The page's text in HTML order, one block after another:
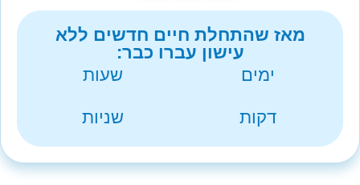
מאז שהתחלת חיים חדשים ללא
עישון עברו כבר:
ימים
שעות
דקות שניות